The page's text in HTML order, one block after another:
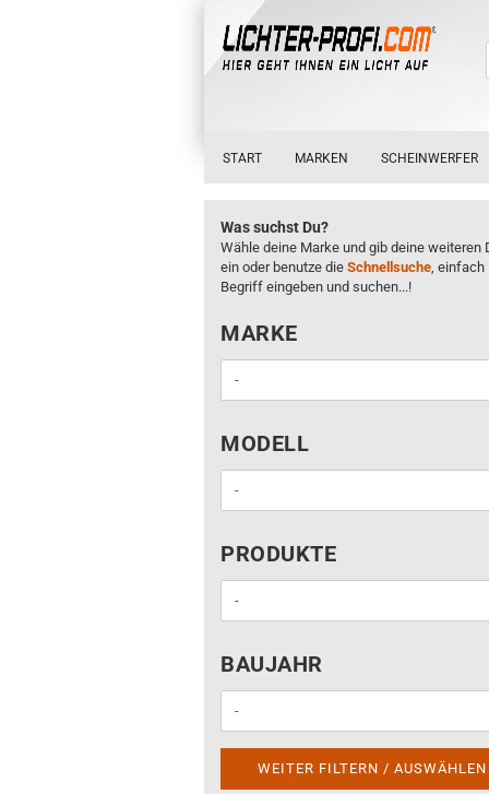
START MARKEN SCHEINWERFER
Was suchst Du?
Wähle deine Marke und gib deine weiteren
ein oder benutze die Schnellsuche, einfach
Begriff eingeben und suchen...!
MARKE
MARKE
MODELL
MODELL
PRODUKTE
PRODUKTE
BAUJAHR
BAUJAHR
WEITER FILTERN / AUSWÄHLEN